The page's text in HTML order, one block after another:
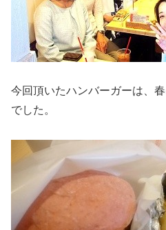
今回頂いたハンバーガーは、
でした。